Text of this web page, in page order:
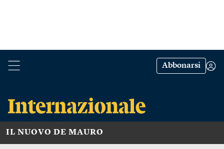
Abbonarsi
IL NUOVO DE MAURO